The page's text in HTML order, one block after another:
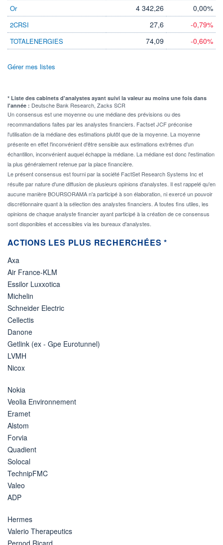
Or 4 342,26 0,00%
2CRSI 27,6 -0,79%
TOTALENERGIES 74,09 -0,60%
Gérer mes listes
* Liste des cabinets d'analystes ayant suivi la valeur au moins une fois dans
l'année : Deutsche Bank Research, Zacks SCR
Un consensus est une moyenne ou une médiane des prévisions ou des
recommandations faites par les analystes financiers. Factset JCF préconise
l'utilisation de la médiane des estimations plutôt que de la moyenne. La moyenne
présente en effet l'inconvénient d'être sensible aux estimations extrêmes d'un
échantillon, inconvénient auquel échappe la médiane. La médiane est donc l'estimation
la plus généralement retenue par la place financière.
Le présent consensus est fourni par la société FactSet Research Systems Inc et
résulte par nature d'une diffusion de plusieurs opinions d'analystes. Il est rappelé qu'en
aucune manière BOURSORAMA n'a participé à son élaboration, ni exercé un pouvoir
discrétionnaire quant à la sélection des analystes financiers. A toutes fins utiles, les
opinions de chaque analyste financier ayant participé à la création de ce consensus
sont disponibles et accessibles via les bureaux d'analystes.
ACTIONS LES PLUS RECHERCHÉES *
Axa
Air France-KLM
Essilor Luxxotica
Michelin
Schneider Electric
Cellectis
Danone
Getlink (ex - Gpe Eurotunnel)
LVMH
Nicox
Nokia
Veolia Environnement
Eramet
Alstom
Forvia
Quadient
Solocal
TechnipFMC
Valeo
ADP
Hermes
Valerio Therapeutics
Pernod Ricard